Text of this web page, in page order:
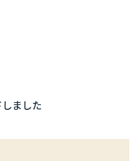
ました